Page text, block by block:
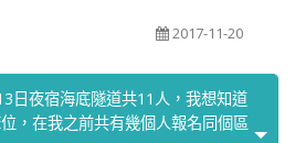
2017-11-20
日夜宿海底隧道共11人，我想知道
，在我之前共有幾個人報名同個區